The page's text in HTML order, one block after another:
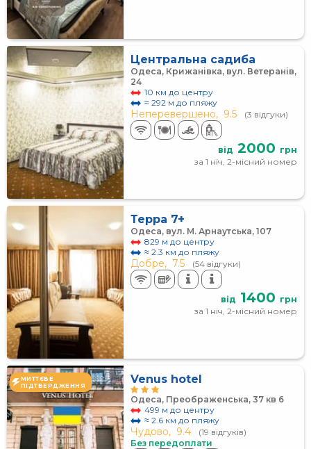
Центральна садиба
Одеса, Крижанівка, вул. Ветеранів,
24
10 км до центру
≈ 292 м до пляжу
Неперевершено, 9.5 (3 відгуки)
від 2000 грн
за 1 ніч, 2-місний номер
Терра 7+
Одеса, вул. М. Арнаутська, 107
829 м до центру
≈ 2.3 км до пляжу
Добре, 7.5 (54 відгуки)
від 1400 грн
за 1 ніч, 2-місний номер
МИТТЄВЕ
ПІДТВЕРДЖЕННЯ
Venus hotel
Одеса, Преображенська, 37 кв 6
499 м до центру
≈ 2.6 км до пляжу
Чудово, 9.4
(19 відгуків)
Без передоплати